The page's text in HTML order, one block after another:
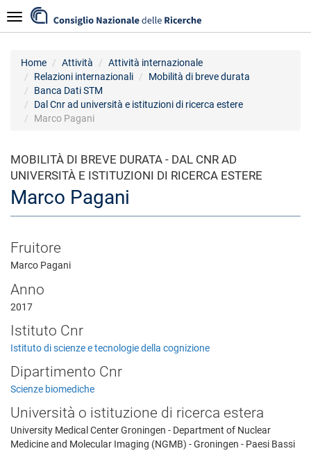
al
contenuto
Navigazione
Home Attività
Attività internazionale
Relazioni internazionali
Mobilità di breve durata
Banca Dati STM
Dal Cnr ad università e istituzioni di ricerca estere
Marco Pagani
MOBILITÀ DI BREVE DURATA - DAL CNR AD
UNIVERSITÀ E ISTITUZIONI DI RICERCA ESTERE
Marco Pagani
Fruitore
Marco Pagani
Anno
2017
Istituto Cnr
Istituto di scienze e tecnologie della cognizione
Dipartimento Cnr
Scienze biomediche
Università o istituzione di ricerca estera
University Medical Center Groningen - Department of Nuclear
Medicine and Molecular Imaging (NGMB) - Groningen - Paesi Bassi